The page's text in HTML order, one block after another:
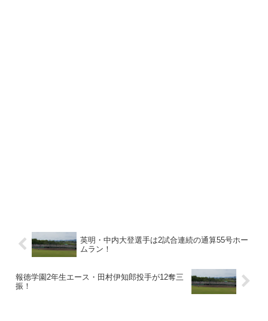
英明・中内大登選手は2試合連続の通算55号ホー
ムラン！
報徳学園2年生エース・田村伊知郎投手が12奪三
振！